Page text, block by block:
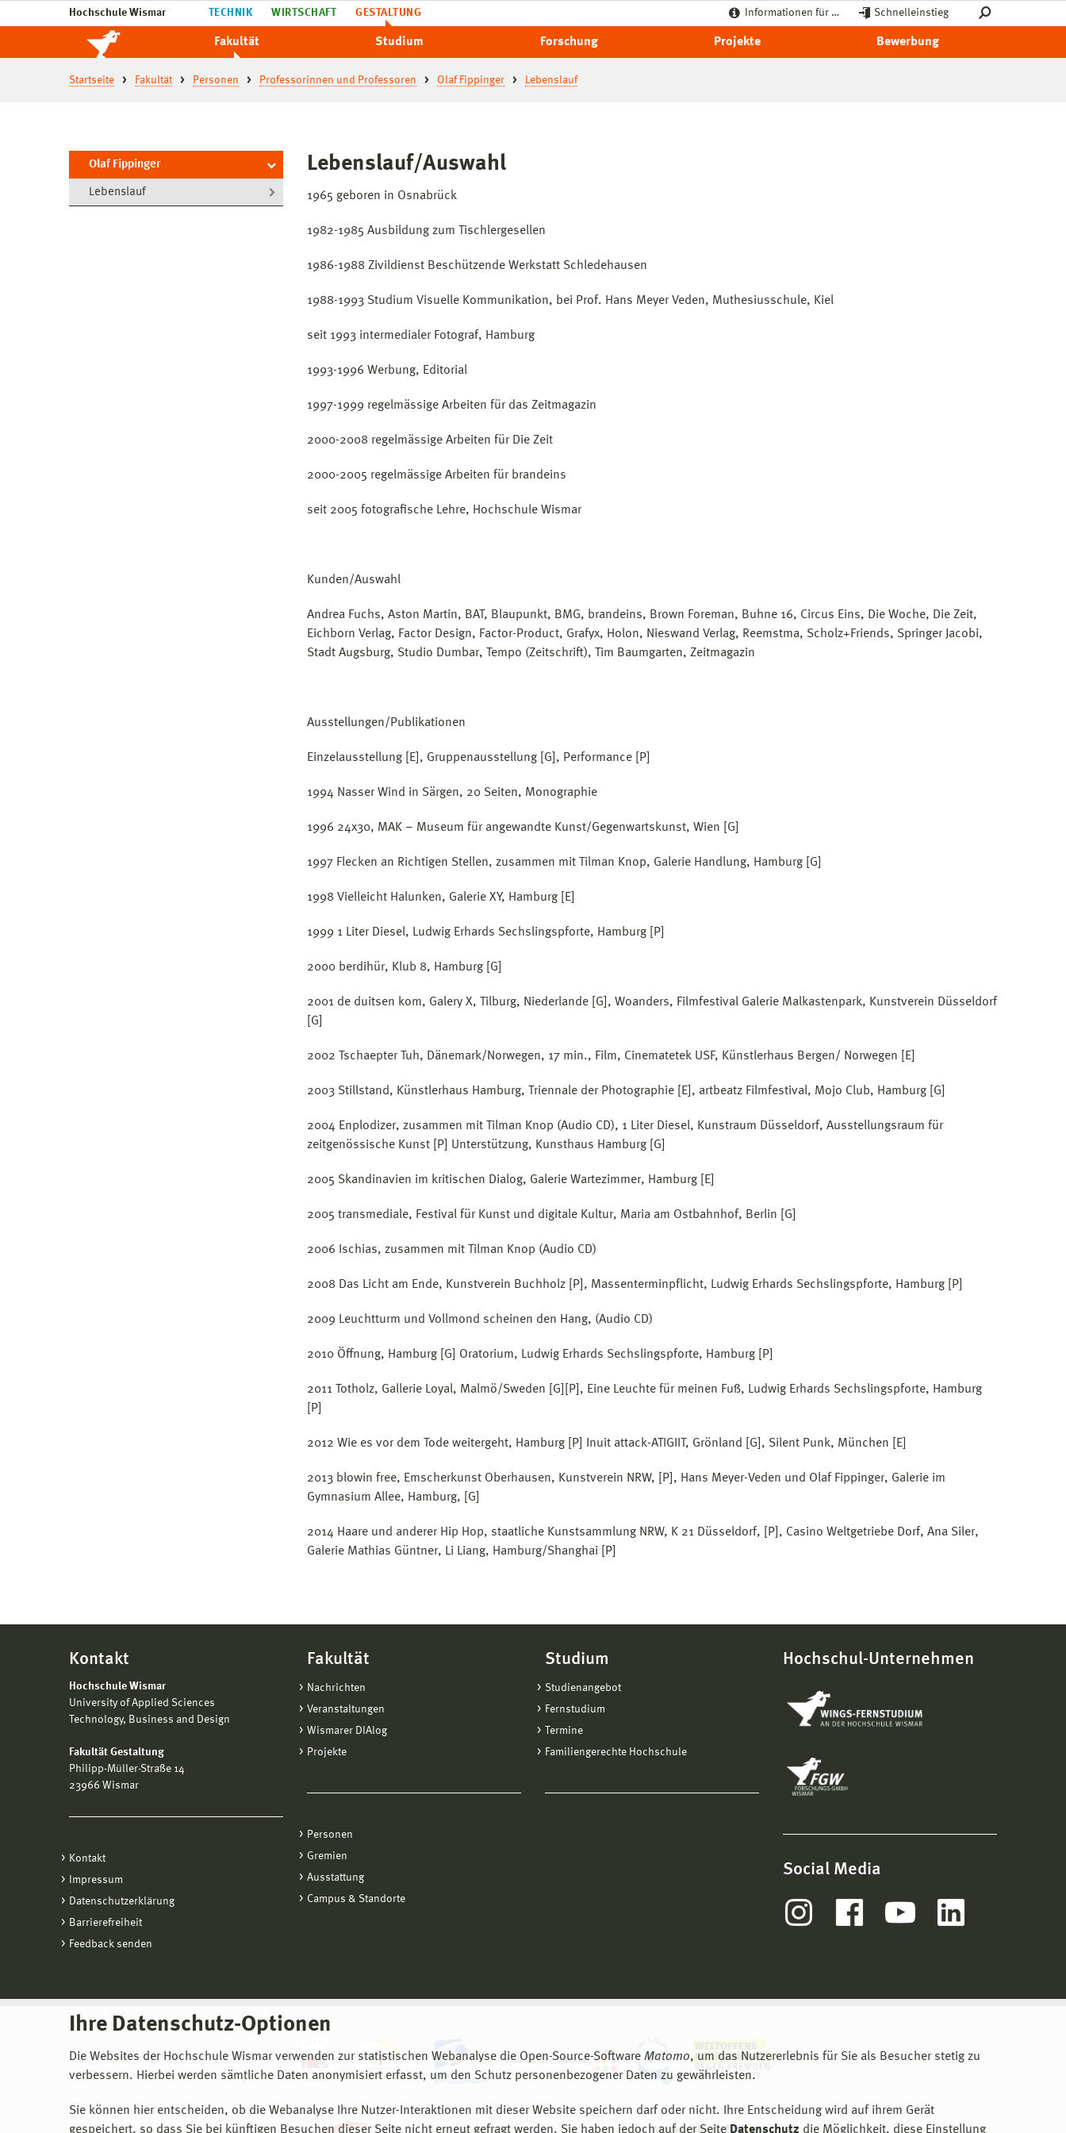
Hochschule Wismar TECHNIK WIRTSCHAFT GESTALTUNG Informationen für … Schnelleinstieg
Fakultät Studium Forschung Projekte Bewerbung
Startseite Fakultät Personen Professorinnen und Professoren Olaf Fippinger Lebenslauf
Olaf Fippinger
Lebenslauf
Ihre Datenschutz-Optionen
Die Websites der Hochschule Wismar verwenden zur statistischen Webanalyse die Open-Source-Software Matomo, um das Nutzererlebnis für Sie als Besucher stetig zu
verbessern. Hierbei werden sämtliche Daten anonymisiert erfasst, um den Schutz personenbezogener Daten zu gewährleisten.
Sie können hier entscheiden, ob die Webanalyse Ihre Nutzer-Interaktionen mit dieser Website speichern darf oder nicht. Ihre Entscheidung wird auf ihrem Gerät
gespeichert, so dass Sie bei künftigen Besuchen dieser Seite nicht erneut gefragt werden. Sie haben jedoch auf der Seite Datenschutz die Möglichkeit, diese Einstellung
Lebenslauf/Auswahl
1965 geboren in Osnabrück
1982-1985 Ausbildung zum Tischlergesellen
1986-1988 Zivildienst Beschützende Werkstatt Schledehausen
1988-1993 Studium Visuelle Kommunikation, bei Prof. Hans Meyer Veden, Muthesiusschule, Kiel
seit 1993 intermedialer Fotograf, Hamburg
1993-1996 Werbung, Editorial
1997-1999 regelmässige Arbeiten für das Zeitmagazin
2000-2008 regelmässige Arbeiten für Die Zeit
2000-2005 regelmässige Arbeiten für brandeins
seit 2005 fotografische Lehre, Hochschule Wismar
Kunden/Auswahl
Andrea Fuchs, Aston Martin, BAT, Blaupunkt, BMG, brandeins, Brown Foreman, Buhne 16, Circus Eins, Die Woche, Die Zeit,
Eichborn Verlag, Factor Design, Factor-Product, Grafyx, Holon, Nieswand Verlag, Reemstma, Scholz+Friends, Springer Jacobi,
Stadt Augsburg, Studio Dumbar, Tempo (Zeitschrift), Tim Baumgarten, Zeitmagazin
Ausstellungen/Publikationen
Einzelausstellung [E], Gruppenausstellung [G], Performance [P]
1994 Nasser Wind in Särgen, 20 Seiten, Monographie
1996 24x30, MAK – Museum für angewandte Kunst/Gegenwartskunst, Wien [G]
1997 Flecken an Richtigen Stellen, zusammen mit Tilman Knop, Galerie Handlung, Hamburg [G]
1998 Vielleicht Halunken, Galerie XY, Hamburg [E]
1999 1 Liter Diesel, Ludwig Erhards Sechslingspforte, Hamburg [P]
2000 berdihür, Klub 8, Hamburg [G]
2001 de duitsen kom, Galery X, Tilburg, Niederlande [G], Woanders, Filmfestival Galerie Malkastenpark, Kunstverein Düsseldorf
[G]
2002 Tschaepter Tuh, Dänemark/Norwegen, 17 min., Film, Cinematetek USF, Künstlerhaus Bergen/ Norwegen [E]
2003 Stillstand, Künstlerhaus Hamburg, Triennale der Photographie [E], artbeatz Filmfestival, Mojo Club, Hamburg [G]
2004 Enplodizer, zusammen mit Tilman Knop (Audio CD), 1 Liter Diesel, Kunstraum Düsseldorf, Ausstellungsraum für
zeitgenössische Kunst [P] Unterstützung, Kunsthaus Hamburg [G]
2005 Skandinavien im kritischen Dialog, Galerie Wartezimmer, Hamburg [E]
2005 transmediale, Festival für Kunst und digitale Kultur, Maria am Ostbahnhof, Berlin [G]
2006 Ischias, zusammen mit Tilman Knop (Audio CD)
2008 Das Licht am Ende, Kunstverein Buchholz [P], Massenterminpflicht, Ludwig Erhards Sechslingspforte, Hamburg [P]
2009 Leuchtturm und Vollmond scheinen den Hang, (Audio CD)
2010 Öffnung, Hamburg [G] Oratorium, Ludwig Erhards Sechslingspforte, Hamburg [P]
2011 Totholz, Gallerie Loyal, Malmö/Sweden [G][P], Eine Leuchte für meinen Fuß, Ludwig Erhards Sechslingspforte, Hamburg
[P]
2012 Wie es vor dem Tode weitergeht, Hamburg [P] Inuit attack-ATIGIIT, Grönland [G], Silent Punk, München [E]
2013 blowin free, Emscherkunst Oberhausen, Kunstverein NRW, [P], Hans Meyer-Veden und Olaf Fippinger, Galerie im
Gymnasium Allee, Hamburg, [G]
2014 Haare und anderer Hip Hop, staatliche Kunstsammlung NRW, K 21 Düsseldorf, [P], Casino Weltgetriebe Dorf, Ana Siler,
Galerie Mathias Güntner, Li Liang, Hamburg/Shanghai [P]
Kontakt
Hochschule Wismar
University of Applied Sciences
Technology, Business and Design
Fakultät Gestaltung
Philipp-Müller-Straße 14
23966 Wismar
Kontakt
Impressum
Datenschutzerklärung
Barrierefreiheit
Feedback senden
Fakultät
Nachrichten
Veranstaltungen
Wismarer DIAlog
Projekte
Personen
Gremien
Ausstattung
Campus & Standorte
Studium
Studienangebot
Fernstudium
Termine
Familiengerechte Hochschule
Hochschul-Unternehmen
Social Media